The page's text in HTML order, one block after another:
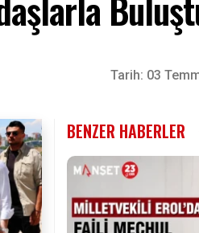
Tarih: 03
BENZER HABERLER